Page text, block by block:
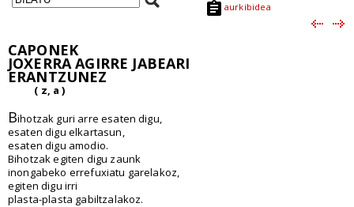
aurkibidea
CAPONEK
JOXERRA AGIRRE JABEARI
ERANTZUNEZ
( z, a )
Bihotzak guri arre esaten digu,
esaten digu elkartasun,
esaten digu amodio.
Bihotzak egiten digu zaunk
inongabeko errefuxiatu garelakoz,
egiten digu irri
plasta-plasta gabiltzalakoz.